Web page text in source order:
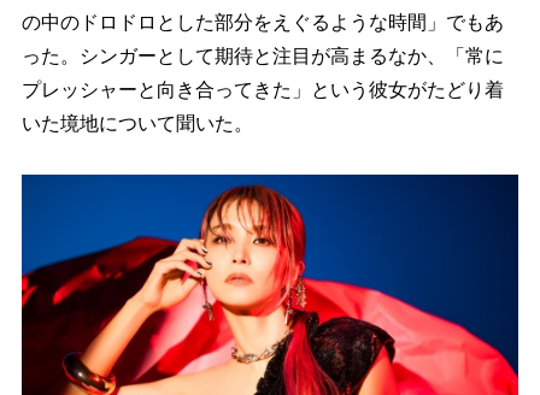
の中のドロドロとした部分をえぐるような時間」でもあ
った。シンガーとして期待と注目が高まるなか、「常に
プレッシャーと向き合ってきた」という彼女がたどり着
いた境地について聞いた。